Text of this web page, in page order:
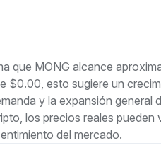
que MONG alcance
esto sugiere un
y la expansión general
los precios reales pueden
del mercado.